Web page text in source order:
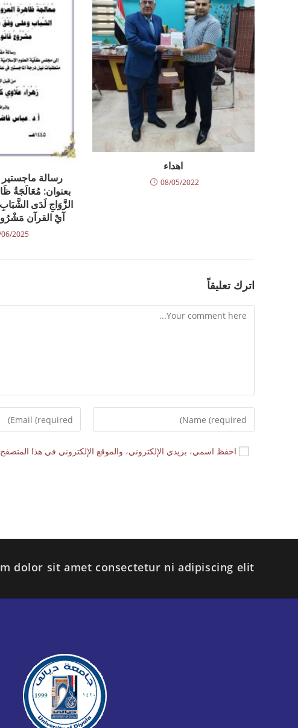
رسالة
بعنوان: مُعَالَجَةُ
الزَّوَاجِ لَدَى
آيْ القرآن
2025
اهداء
08/05/2022
اترك تعليقاً
احفظ اسمي، بريدي الإلكتروني، والموقع الإلكتروني في هذا
dolor sit amet consectetur ni adipiscing elit.